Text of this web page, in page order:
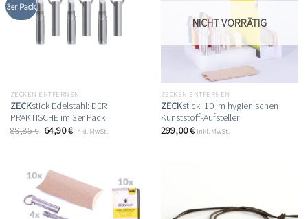
3er Pack
ZECKEN ENTFERNEN
ZECKstick Edelstahl: DER
PRAKTISCHE im 3er Pack
89,85€ 64,90€ inkl. MwSt.
NICHT VORRÄTIG
ZECKEN ENTFERNEN
ZECKstick: 10 im hygienischen
Kunststoff-Aufsteller
299,00€ inkl. MwSt.